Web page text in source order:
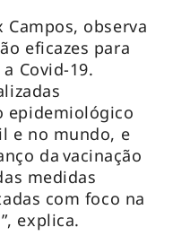
observa
eficazes para
Covid-19.
epidemiológico
e no mundo, e
da vacinação
medidas
com foco na
explica.